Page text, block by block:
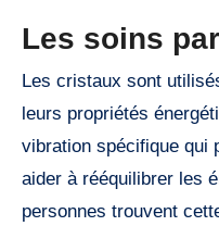
Les soins
Les cristaux sont
leurs propriétés
vibration spécifique qui
aider à rééquilibrer les
personnes trouvent